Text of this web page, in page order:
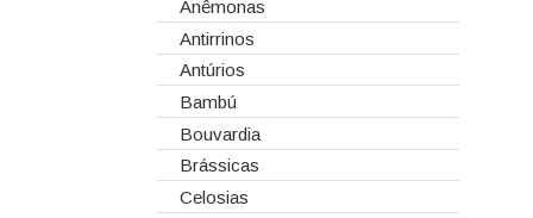
Corantes
Embalagens
Esponjas
Estruturas
Fitas
Gaiolas
Lanternas
Dia dos Namorados
Natal
Anêmonas
Antirrinos
Antúrios
Bambú
Bouvardia
Brássicas
Celosias